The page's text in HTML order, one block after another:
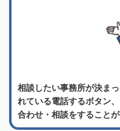
相談したい事務所が決ま
れている電話するボタン
合わせ・相談をすることが